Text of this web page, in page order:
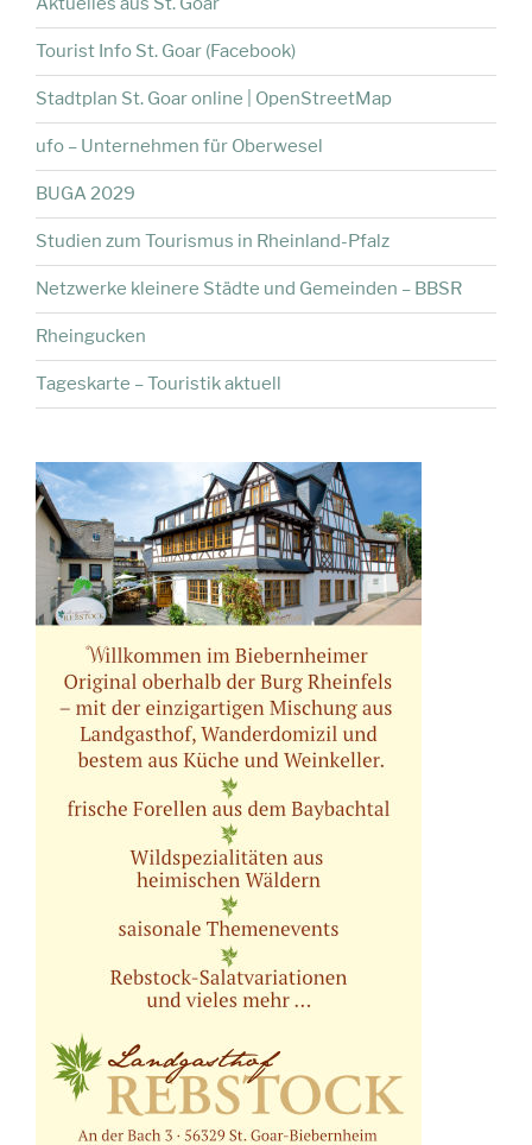
Tourist Info St. Goar (Facebook)
Stadtplan St. Goar online | OpenStreetMap
ufo – Unternehmen für Oberwesel
BUGA 2029
Studien zum Tourismus in Rheinland-Pfalz
Netzwerke kleinere Städte und Gemeinden – BBSR
Rheingucken
Tageskarte – Touristik aktuell